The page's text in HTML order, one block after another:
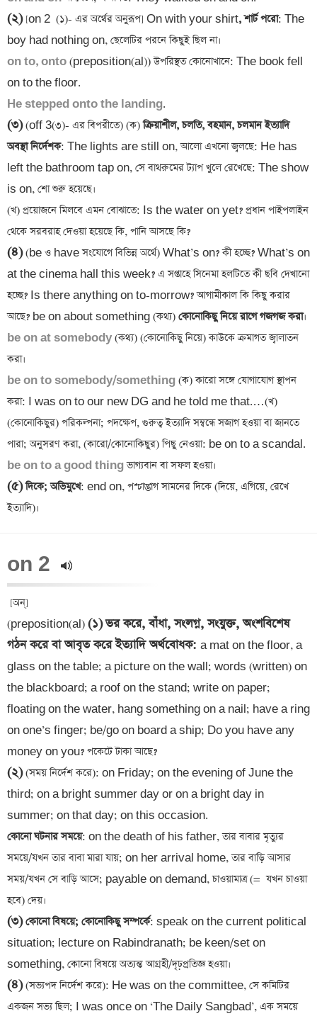
(২) [on 2  (১)- এর অর্থের অনুরূপ] On with your shirt, শার্ট পরো: The
on to, onto (preposition(al)) উপরিস্থত কোনোখানে: The book fell
He stepped onto the landing
(৩) (off 3(৩)- এর বিপরীতে) (ক) ক্রিয়াশীল, চলতি, বহমান, চলমান ইত্যাদি
অবস্থা নির্দেশক: The lights are still on, আলো এখনো জ্বলছে: He has
left the bathroom tap on, সে বাথরুমের ট্যাপ খুলে রেখেছে: The show
is on, শো শুরু হয়েছে।
(খ) প্রয়োজনে মিলবে এমন বোঝাতে: Is the water on yet? প্রধান পাইপলাইন
(৪) (be ও have সংযোগে বিভিন্ন অর্থে) What’s on? কী হচ্ছে? What’s on
at the cinema hall this week? এ সপ্তাহে সিনেমা হলটিতে কী ছবি দেখানো
হচ্ছে? Is there anything on to-morrow? আগামীকাল কি কিছু করার
আছে? be on about something (কথ্য) কোনোকিছু নিয়ে রাগে গজগজ করা
be on at somebody (কথ্য) (কোনোকিছু নিয়ে) কাউকে ক্রমাগত জ্বালাতন
be on to somebody/something (ক) কারো সঙ্গে যোগাযোগ স্থাপন
করা: I was on to our new DG and he told me that.…(খ)
(কোনোকিছুর) পরিকল্পনা; পদক্ষেপ, গুরুত্ব ইত্যাদি সম্বন্ধে সজাগ হওয়া বা জানতে
be on to a good thing
(৫) দিকে; অভিমুখে: end on, পশ্চাদ্ভাগ সামনের দিকে (দিয়ে, এগিয়ে, রেখে
on 2
[অন্‌]
(preposition(al) (১)ভর করে, বাঁধা, সংলগ্ন, সংযুক্ত, অংশবিশেষ
গঠন করে বা আবৃত করে ইত্যাদি অর্থবোধক: a mat on the floor, a
glass on the table; a picture on the wall; words (written) on
the blackboard; a roof on the stand; write on paper;
floating on the water, hang something on a nail; have a ring
on one’s finger; be/go on board a ship; Do you have any
(২) (সময় নির্দেশ করে): on Friday; on the evening of June the
third; on a bright summer day or on a bright day in
summer; on that day; on this occasion.
কোনো ঘটনার সময়ে: on the death of his father, তার বাবার মৃত্যুর
সময়ে/যখন তার বাবা মারা যায়; on her arrival home, তার বাড়ি আসার
সময়/যখন সে বাড়ি আসে; payable on demand, চাওয়ামাত্র (= যখন চাওয়া
(৩) কোনো বিষয়ে; কোনোকিছু সম্পর্কে: speak on the current political
situation; lecture on Rabindranath; be keen/set on
(৪) (সভ্যপদ নির্দেশ করে): He was on the committee, সে কমিটির
একজন সভ্য ছিল; I was once on ‘The Daily Sangbad’, এক সময়ে